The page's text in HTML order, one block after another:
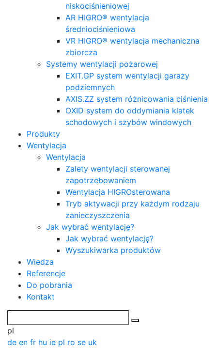
niskociśnieniowej
AR HIGRO® wentylacja
średniociśnieniowa
VR HIGRO® wentylacja mechaniczna
zbiorcza
Systemy wentylacji pożarowej
EXIT.GP system wentylacji garaży
podziemnych
AXIS.ZZ system różnicowania ciśnienia
OXID system do oddymiania klatek
schodowych i szybów windowych
Produkty
Wentylacja
Wentylacja
Zalety wentylacji sterowanej
zapotrzebowaniem
Wentylacja HIGROsterowana
Tryb aktywacji przy każdym rodzaju
zanieczyszczenia
Jak wybrać wentylację?
Jak wybrać wentylację?
Wyszukiwarka produktów
Wiedza
Referencje
Do pobrania
Kontakt
pl
de en fr hu ie pl ro se uk